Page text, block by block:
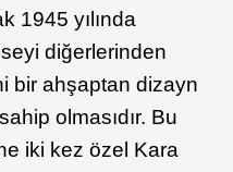
1945 yılında
diğerlerinden
bir ahşaptan dizayn
olmasıdır. Bu
iki kez özel Kara